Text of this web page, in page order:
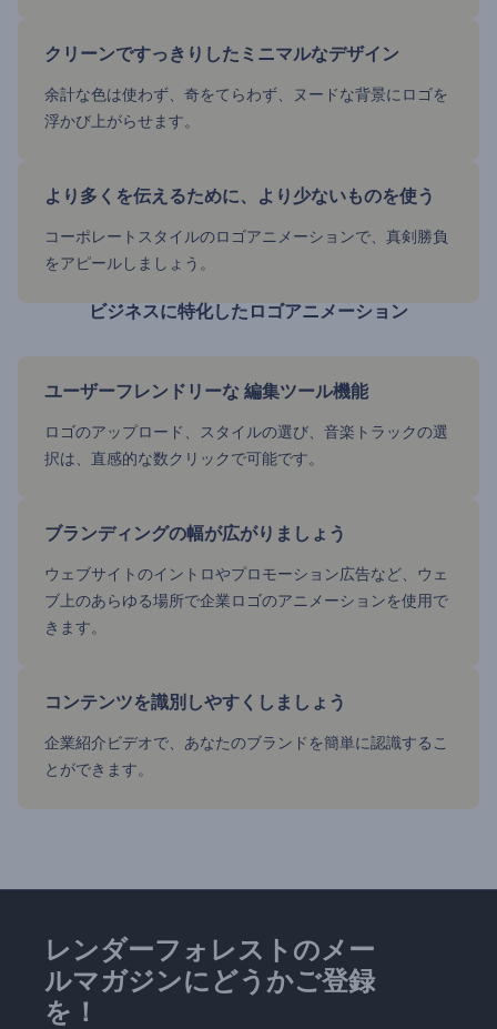
クリーンですっきりしたミニマルなデザイン
余計な色は使わず、奇をてらわず、ヌードな背景にロゴを
浮かび上がらせます。
より多くを伝えるために、より少ないものを使う
コーポレートスタイルのロゴアニメーションで、真剣勝負
をアピールしましょう。
ビジネスに特化したロゴアニメーション
ユーザーフレンドリーな 編集ツール機能
ロゴのアップロード、スタイルの選び、音楽トラックの選
択は、直感的な数クリックで可能です。
ブランディングの幅が広がりましょう
ウェブサイトのイントロやプロモーション広告など、ウェ
ブ上のあらゆる場所で企業ロゴのアニメーションを使用で
きます。
コンテンツを識別しやすくしましょう
企業紹介ビデオで、あなたのブランドを簡単に認識するこ
とができます。
レンダーフォレストのメー
ルマガジンにどうかご登録
を！